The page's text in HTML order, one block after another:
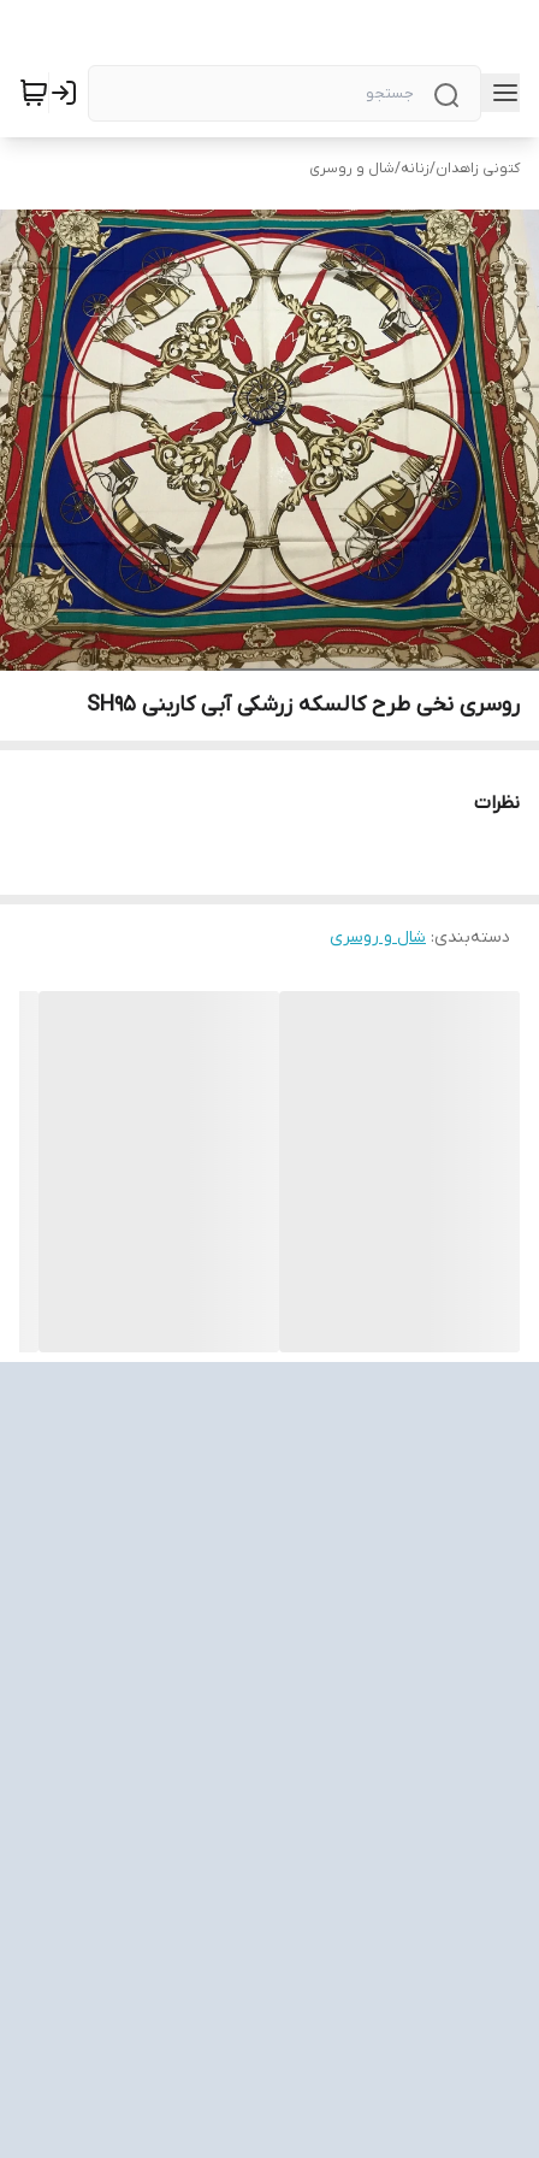
کتونی زاهدان/زنانه/شال و روسری
روسری نخی طرح کالسکه زرشکی آبی کاربنی SH95
نظرات
دسته‌بندی: شال و روسری